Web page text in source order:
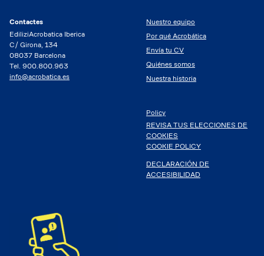
Contactes
EdiliziAcrobatica Iberica
C/ Girona, 134
08037 Barcelona
Tel. 900.800.963
info@acrobatica.es
Nuestro equipo
Por qué Acrobática
Envía tu CV
Quiénes somos
Nuestra historia
Policy
REVISA TUS ELECCIONES DE
COOKIES
COOKIE POLICY
DECLARACIÓN DE
ACCESIBILIDAD